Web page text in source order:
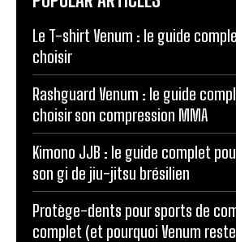
Le T-shirt Venum : le guide
choisir
Rashguard Venum : le guide
choisir son compression MMA
Kimono JJB : le guide complet
son gi de jiu-jitsu brésilien
Protège-dents pour sports de
complet (et pourquoi Venum